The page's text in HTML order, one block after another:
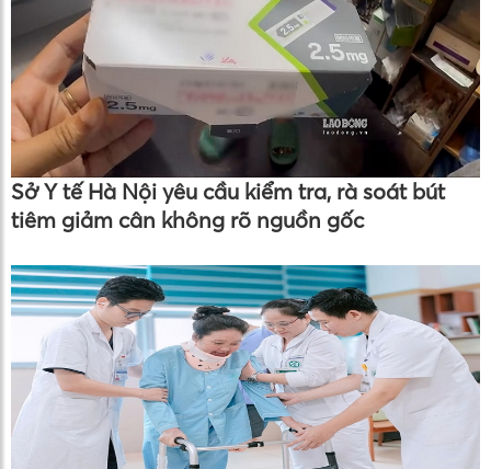
Sở Y tế Hà Nội yêu cầu kiểm tra, rà soát bút
tiêm giảm cân không rõ nguồn gốc